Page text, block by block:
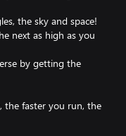
the sky and space!
next as high as you
by getting the
the faster you run, the